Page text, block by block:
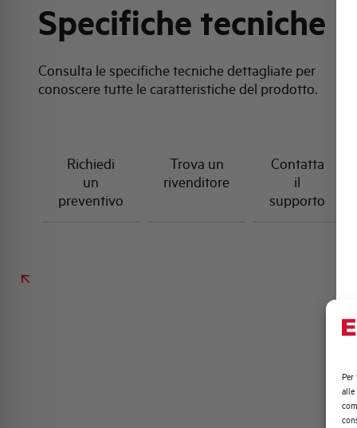
Per
alle
Specifiche tecniche
Consulta le specifiche tecniche dettagliate per
conoscere tutte le caratteristiche del prodotto.
Richiedi
un
preventivo
Trova un
rivenditore
Contatta
il
supporto